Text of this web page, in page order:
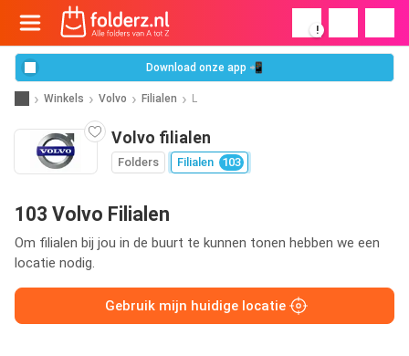
!
Download onze app 📲
Winkels Volvo Filialen L
Volvo filialen
Folders Filialen 103
103 Volvo Filialen
Om filialen bij jou in de buurt te kunnen tonen hebben we een
locatie nodig.
Gebruik mijn huidige locatie